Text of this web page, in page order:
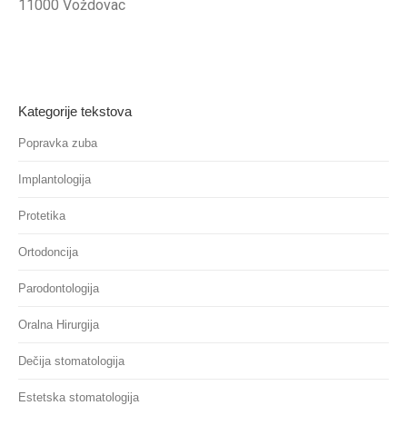
11000 Voždovac
Kategorije tekstova
Popravka zuba
Implantologija
Protetika
Ortodoncija
Parodontologija
Oralna Hirurgija
Dečija stomatologija
Estetska stomatologija